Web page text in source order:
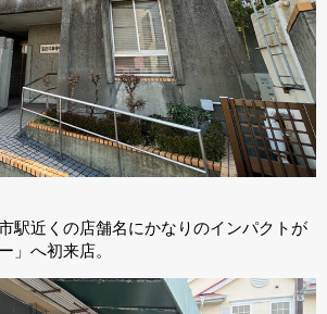
駅近くの店舗名にかなりのインパクトが
」へ初来店。